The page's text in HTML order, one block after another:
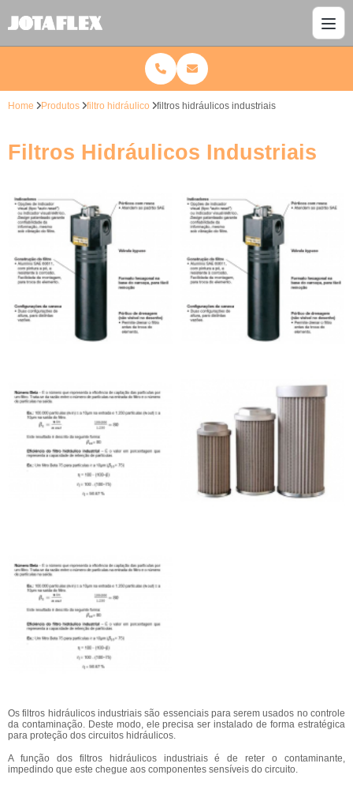
Home Produtos filtro hidráulico filtros hidráulicos industriais
Filtros Hidráulicos Industriais
Os filtros hidráulicos industriais são essenciais para serem usados no controle
da contaminação. Deste modo, ele precisa ser instalado de forma estratégica
para proteção dos circuitos hidráulicos.
A função dos filtros hidráulicos industriais é de reter o contaminante,
impedindo que este chegue aos componentes sensíveis do circuito.